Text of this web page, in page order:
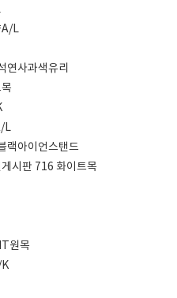
A/L
연사과색유리
L
랙아이언스탠드
시판 716 화이트목
원목